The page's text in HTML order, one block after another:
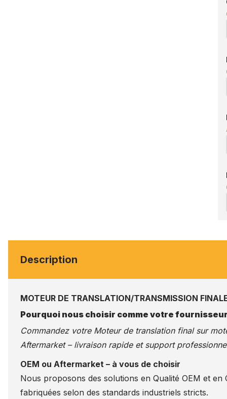
Description
MOTEUR DE TRANSLATION/TRANSMISSION
Pourquoi nous choisir comme votre
Commandez votre Moteur de translation final sur
Aftermarket – livraison rapide et support
OEM ou Aftermarket – à vous de choisir
Nous proposons des solutions en Qualité OEM et
fabriquées selon des standards industriels stricts.